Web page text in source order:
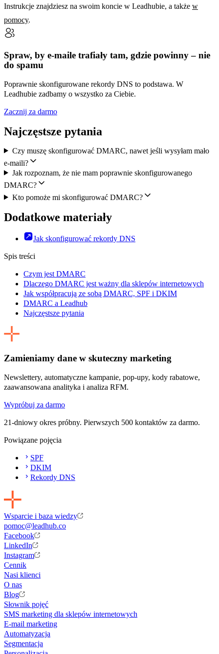
Instrukcje znajdziesz na swoim koncie w Leadhubie, a także w
pomocy.
Spraw, by e-maile trafiały tam, gdzie powinny – nie
do spamu
Poprawnie skonfigurowane rekordy DNS to podstawa. W
Leadhubie zadbamy o wszystko za Ciebie.
Zacznij za darmo
Najczęstsze pytania
Czy muszę skonfigurować DMARC, nawet jeśli wysyłam mało
e-maili?
Jak rozpoznam, że nie mam poprawnie skonfigurowanego
DMARC?
Kto pomoże mi skonfigurować DMARC?
Dodatkowe materiały
Jak skonfigurować rekordy DNS
Spis treści
Czym jest DMARC
Dlaczego DMARC jest ważny dla sklepów internetowych
Jak współpracują ze sobą DMARC, SPF i DKIM
DMARC a Leadhub
Najczęstsze pytania
Zamieniamy dane w skuteczny marketing
Newslettery, automatyczne kampanie, pop-upy, kody rabatowe,
zaawansowana analityka i analiza RFM.
Wypróbuj za darmo
21-dniowy okres próbny. Pierwszych 500 kontaktów za darmo.
Powiązane pojęcia
SPF
DKIM
Rekordy DNS
Wsparcie i baza wiedzy
pomoc@leadhub.co
Facebook
LinkedIn
Instagram
Cennik
Nasi klienci
O nas
Blog
Słownik pojęć
SMS marketing dla sklepów internetowych
E-mail marketing
Automatyzacja
Segmentacja